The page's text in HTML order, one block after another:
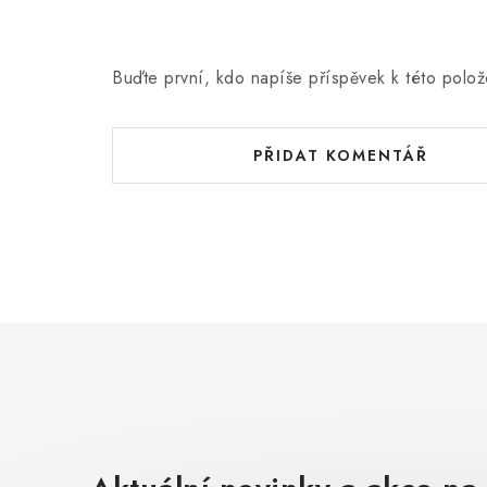
Buďte první, kdo napíše příspěvek k této
PŘIDAT KOMENTÁŘ